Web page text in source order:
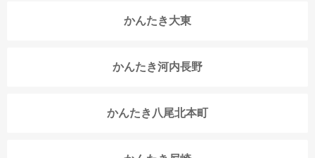
かんたき大東
かんたき河内長野
かんたき八尾北本町